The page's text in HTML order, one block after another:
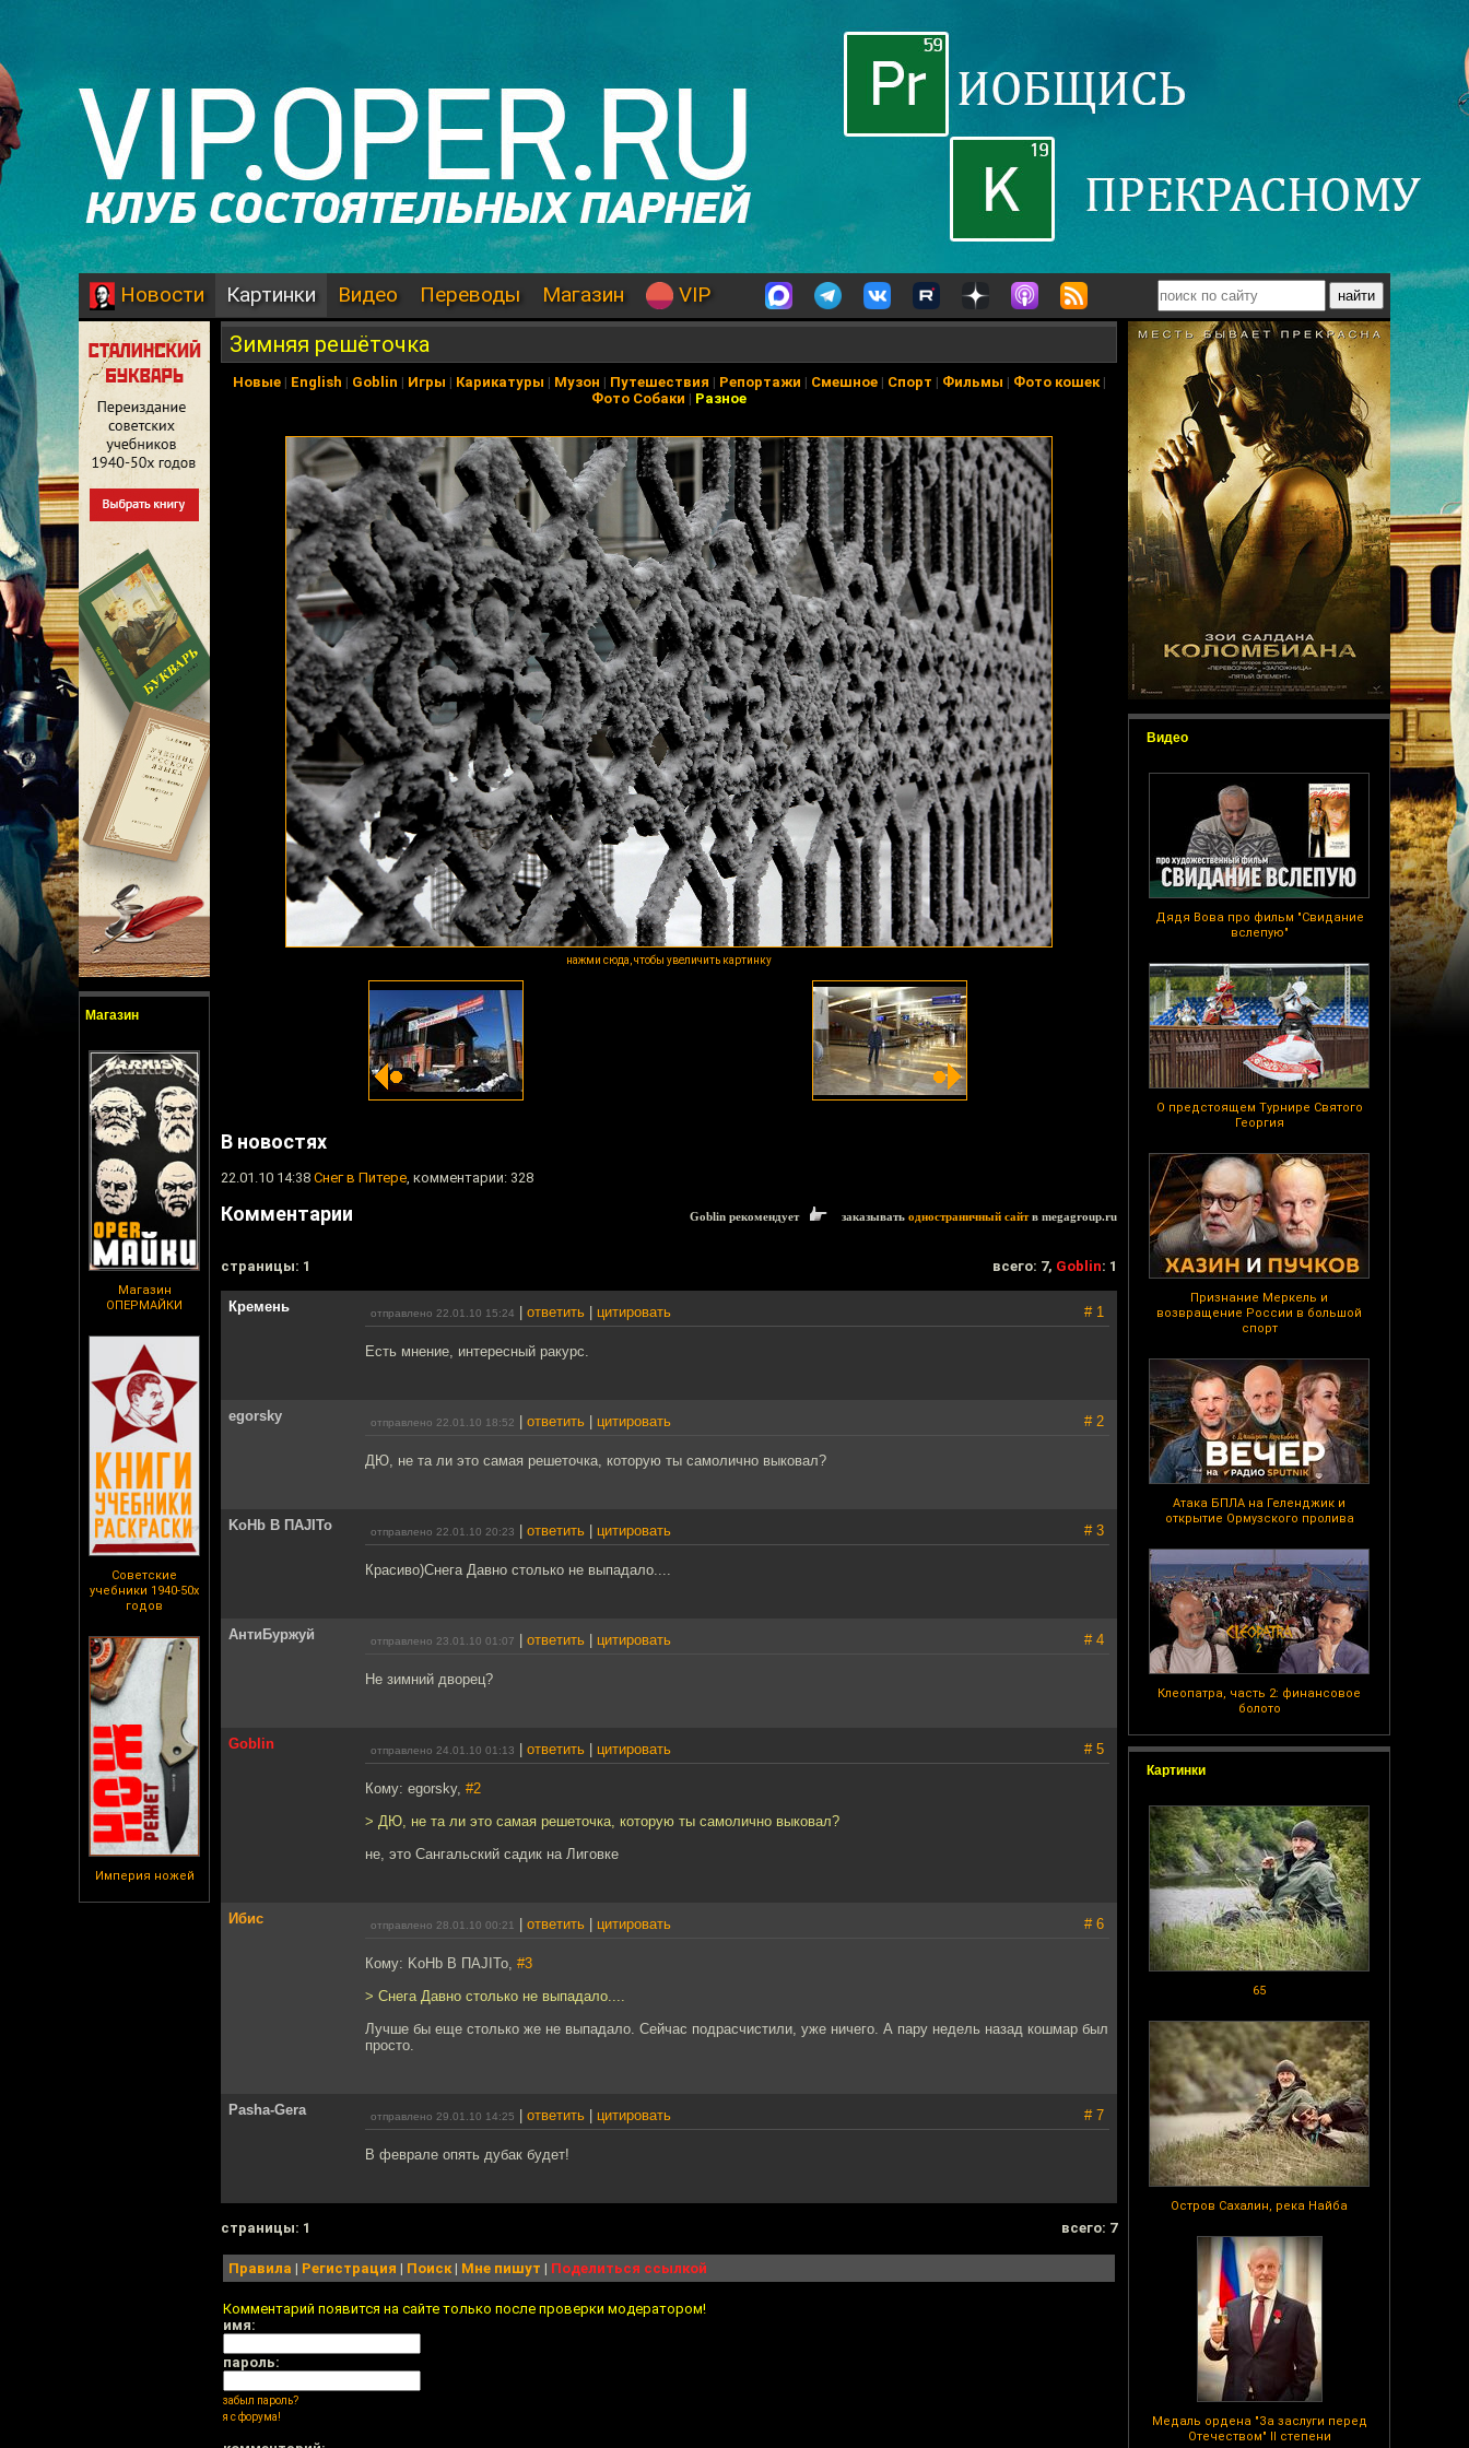
Новости Картинки Видео Переводы Магазин VIP
Магазин
Магазин
ОПЕРМАЙКИ
Советские
учебники 1940-50х
годов
Империя ножей
Видео
Дядя Вова про фильм "Свидание
вслепую"
О предстоящем Турнире Святого
Георгия
Признание Меркель и
возвращение России в большой
спорт
Атака БПЛА на Геленджик и
открытие Ормузского пролива
Клеопатра, часть 2: финансовое
болото
Картинки
65
Остров Сахалин, река Найба
Медаль ордена "За заслуги перед
Отечеством" II степени
Зимняя решёточка
Новые| English | Goblin | Игры | Карикатуры | Музон | Путешествия | Репортажи | Смешное| Спорт | Фильмы | Фото кошек|
Фото Собаки | Разное
нажми сюда, чтобы увеличить картинку
В новостях
22.01.10 14:38 Снег в Питере, комментарии: 328
Комментарии Goblin рекомендует заказывать одностраничный сайтв megagroup.ru
cтраницы: 1 всего: 7, Goblin: 1
Кремень отправлено 22.01.10 15:24 ответить цитировать # 1
Есть мнение, интересный ракурс.
egorsky отправлено 22.01.10 18:52 ответить цитировать # 2
ДЮ, не та ли это самая решеточка, которую ты самолично выковал?
KoHb B ПAJITo отправлено 22.01.10 20:23 ответить цитировать # 3
Красиво)Снега Давно столько не выпадало....
АнтиБуржуй отправлено 23.01.10 01:07 ответить цитировать # 4
Не зимний дворец?
Goblin отправлено 24.01.10 01:13 ответить цитировать # 5
Кому: egorsky, #2
> ДЮ, не та ли это самая решеточка, которую ты самолично выковал?
не, это Сангальский садик на Лиговке
Ибис отправлено 28.01.10 00:21 ответить цитировать # 6
Кому: KoHb B ПAJITo, #3
> Снега Давно столько не выпадало....
Лучше бы еще столько же не выпадало. Сейчас подрасчистили, уже ничего. А пару недель назад кошмар был
просто.
Pasha-Gera отправлено 29.01.10 14:25 ответить цитировать # 7
В феврале опять дубак будет!
cтраницы: 1 всего: 7
Правила | Регистрация | Поиск| Мне пишут | Поделиться ссылкой
Комментарий появится на сайте только после проверки модератором!
имя:
пароль:
забыл пароль?
я с форума!